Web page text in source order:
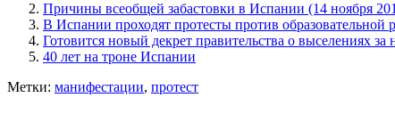
Причины всеобщей забастовки в Испании (14 ноября
В Испании проходят протесты против образовательной
Готовится новый декрет правительства о выселениях за
40 лет на троне Испании
Метки: манифестации, протест